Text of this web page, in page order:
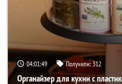
04:01:48 Получили: 312
Органайзер для кухни с